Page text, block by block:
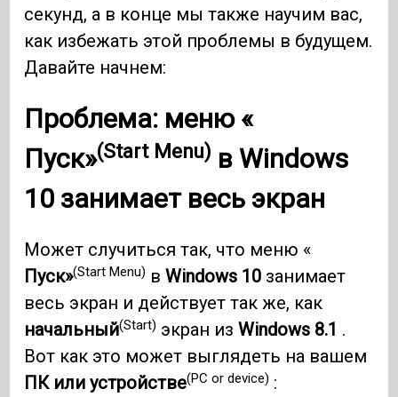
секунд, а в конце мы также научим вас,
как избежать этой проблемы в будущем.
Давайте начнем:
Проблема: меню «
Пуск»(Start Menu) вWindows
10 занимает весь экран
Может случиться так, что меню «
Пуск»(Start Menu) вWindows 10 занимает
весь экран и действует так же, как
начальный(Start) экран изWindows 8.1 .
Вот как это может выглядеть на вашем
ПК или устройстве(PC or device) :